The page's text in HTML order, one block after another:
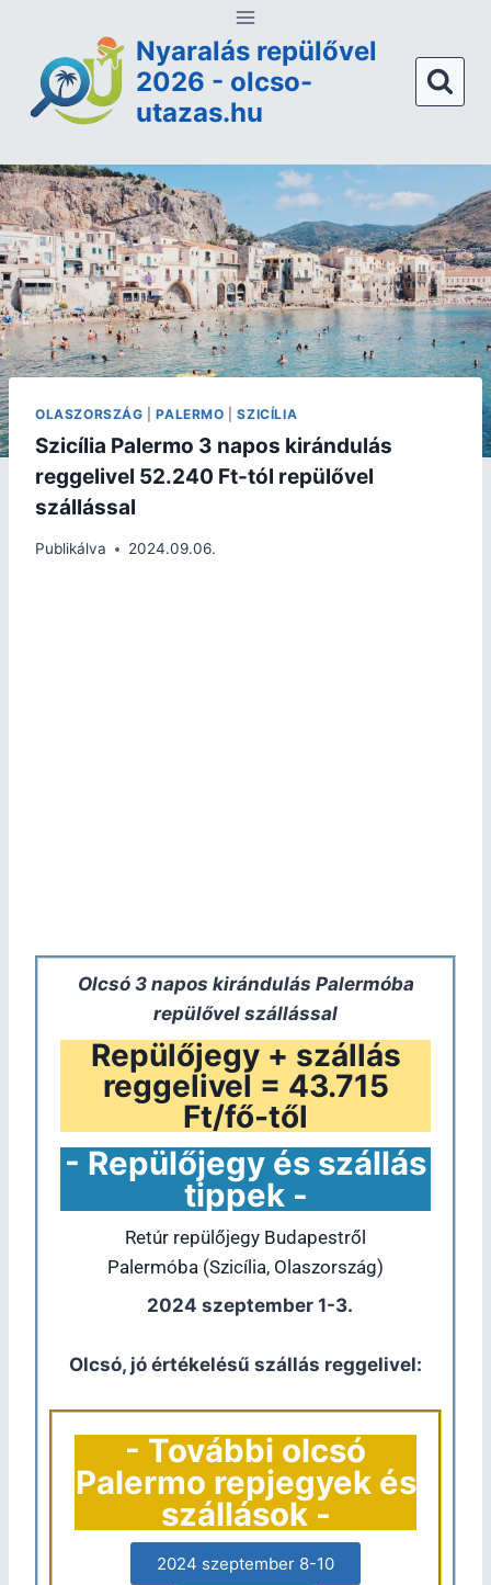
Nyaralás repülővel
2026 - olcso-
utazas.hu
OLASZORSZÁG |PALERMO |SZICÍLIA
Szicília Palermo 3 napos kirándulás
reggelivel 52.240 Ft-tól repülővel
szállással
Publikálva 2024.09.06.
Olcsó 3 napos kirándulás Palermóba
repülővel szállással
Repülőjegy + szállás
reggelivel = 43.715
Ft/fő-től
- Repülőjegy és szállás
tippek -
Retúr repülőjegy Budapestről
Palermóba (Szicília, Olaszország)
2024 szeptember 1-3.
Olcsó, jó értékelésű szállás reggelivel:
- További olcsó
Palermo repjegyek és
szállások -
2024 szeptember 8-10